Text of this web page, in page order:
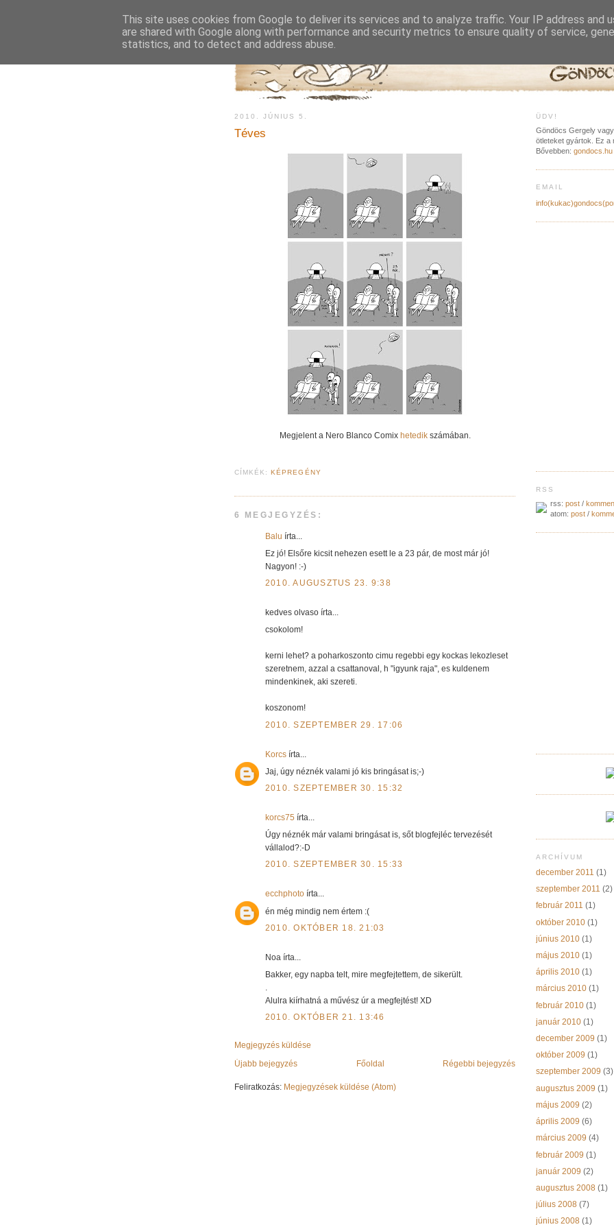
2010. JÚNIUS 5.
Téves
Megjelent a Nero Blanco Comix hetedikszámában.
CÍMKÉK:KÉPREGÉNY
6 MEGJEGYZÉS:
Balu írta...
Ez jó! Elsőre kicsit nehezen esett le a 23 pár, de most már jó!
Nagyon! :-)
2010. AUGUSZTUS 23. 9:38
kedves olvaso írta...
csokolom!
kerni lehet? a poharkoszonto cimu regebbi egy kockas lekozleset
szeretnem, azzal a csattanoval, h "igyunk raja", es kuldenem
mindenkinek, aki szereti.
koszonom!
2010. SZEPTEMBER 29. 17:06
Korcs írta...
Jaj, úgy néznék valami jó kis bringásat is;-)
2010. SZEPTEMBER 30. 15:32
korcs75 írta...
Úgy néznék már valami bringásat is, sőt blogfejléc tervezését
vállalod?:-D
2010. SZEPTEMBER 30. 15:33
ecchphoto írta...
én még mindig nem értem :(
2010. OKTÓBER 18. 21:03
Noa írta...
Bakker, egy napba telt, mire megfejtettem, de sikerült.
.
Alulra kiírhatná a művész úr a megfejtést! XD
2010. OKTÓBER 21. 13:46
Megjegyzés küldése
Újabb bejegyzés
Régebbi bejegyzés
Főoldal
Feliratkozás: Megjegyzések küldése (Atom)
ÜDV!
Göndöcs Gergely
ötleteket gyártok. Ez a
Bővebben: gondocs.hu
EMAIL
RSS
rss: post /
atom: post /
ARCHÍVUM
december 2011 (1)
szeptember 2011 (2)
február 2011 (1)
október 2010 (1)
június 2010 (1)
május 2010 (1)
április 2010 (1)
március 2010 (1)
február 2010 (1)
január 2010 (1)
december 2009 (1)
október 2009 (1)
szeptember 2009 (3)
augusztus 2009 (1)
május 2009 (2)
április 2009 (6)
március 2009 (4)
február 2009 (1)
január 2009 (2)
augusztus 2008 (1)
július 2008 (7)
június 2008 (1)
This site uses cookies from Google to deliver its services and to analyze traffic. Your IP address and
are shared with Google along with performance and security metrics to ensure quality of service,
statistics, and to detect and address abuse.